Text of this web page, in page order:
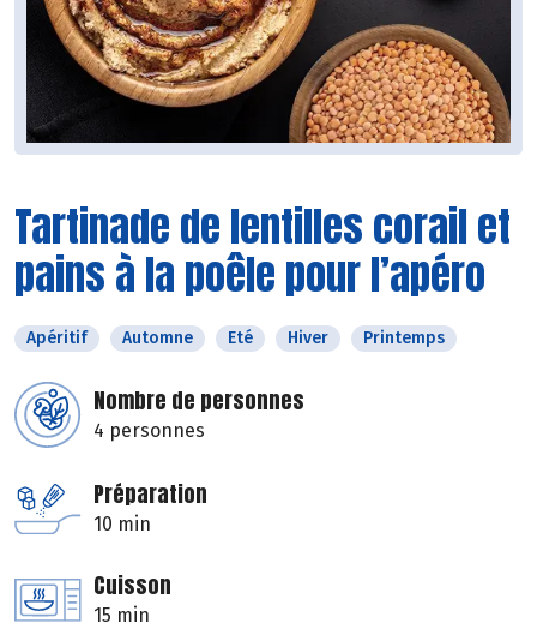
Tartinade de lentilles corail et
pains à la poêle pour l’apéro
Apéritif Automne Eté Hiver Printemps
Nombre de personnes
4 personnes
Préparation
10 min
Cuisson
15 min